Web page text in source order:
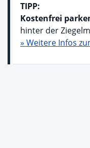
TIPP:
Kostenfrei
hinter der
» Weitere Infos